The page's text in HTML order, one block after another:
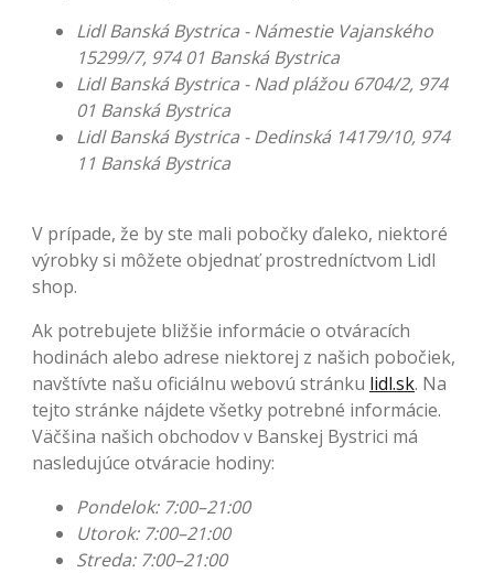
Lidl Banská Bystrica - Námestie Vajanského
15299/7, 974 01 Banská Bystrica
Lidl Banská Bystrica - Nad plážou 6704/2, 974
01 Banská Bystrica
Lidl Banská Bystrica - Dedinská 14179/10, 974
11 Banská Bystrica
V prípade, že by ste mali pobočky ďaleko, niektoré
výrobky si môžete objednať prostredníctvom Lidl
shop.
Ak potrebujete bližšie informácie o otváracích
hodinách alebo adrese niektorej z našich pobočiek,
navštívte našu oficiálnu webovú stránku lidl.sk. Na
tejto stránke nájdete všetky potrebné informácie.
Väčšina našich obchodov v Banskej Bystrici má
nasledujúce otváracie hodiny:
Pondelok: 7:00–21:00
Utorok: 7:00–21:00
Streda: 7:00–21:00